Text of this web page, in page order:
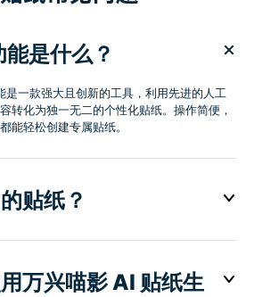
是什么？
是一款强大且创新的工具，利用先进的人工
转化为独一无二的个性化贴纸。操作简便，
能轻松创建专属贴纸。
贴纸？
万兴喵影 AI 贴纸生